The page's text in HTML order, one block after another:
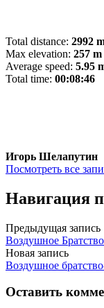
Total distance: 2992
Max elevation: 257 m
Average speed: 5.95
Total time: 00:08:46
Игорь Шелапутин
Посмотреть все
Навигация
Предыдущая запись
Воздушное
Новая запись
Воздушное
Оставить